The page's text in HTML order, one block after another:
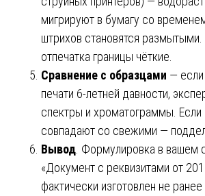
мигрируют в бумагу со
штрихов становятся
отпечатка границы чёткие.
Сравнение с образцами —
печати 6-летней давности,
спектры и хроматограммы.
совпадают со свежими —
Вывод . Формулировка в вашем
«Документ с реквизитами от
фактически изготовлен не